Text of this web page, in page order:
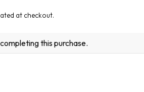
at checkout.
this purchase.